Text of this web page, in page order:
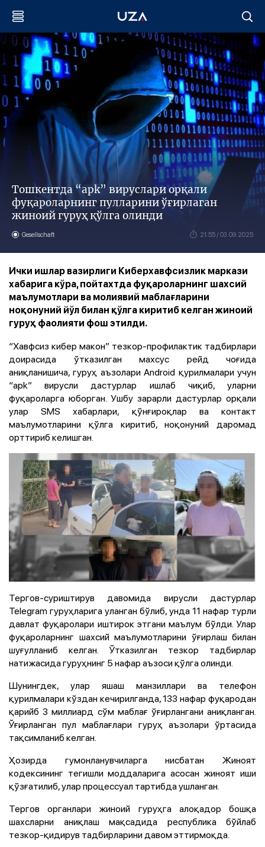
Тошкентда “apk” вируслари орқали
фуқароларнинг пулларини ўғирлаган
жиноий гуруҳ қўлга олинди
Gesellschaft 21:55 / 03.09.2025
Ички ишлар вазирлиги Киберхавфсизлик маркази
хабарига кўра, пойтахтда фуқароларнинг шахсий
маълумотлари ва молиявий маблағларини
ноқонуний йўл билан қўлга киритиб келган жиноий
гуруҳ фаолияти фош этилди.
“Хавфсиз кибер макон” тезкор-профилактик тадбирлари
доирасида ўтказилган махсус рейд чоғида
аниқланишича, гуруҳ аъзолари Android қурилмалари учун
“apk” вирусли дастурлар ишлаб чиқиб, уларни
фуқароларга юборган. Ушбу зарарли дастурлар орқали
улар SMS хабарлари, қўнғироқлар ва контакт
маълумотларини қўлга киритиб, ноқонуний даромад
орттириб келишган.
Тергов-суриштирув давомида вирусли дастурлар
Telegram гуруҳларига уланган бўлиб, унда 11 нафар турли
давлат фуқаролари иштирок этгани маълум бўлди. Улар
фуқароларнинг шахсий маълумотларини ўғирлаш билан
шуғулланиб келган. Ўтказилган тезкор тадбирлар
натижасида гуруҳнинг 5 нафар аъзоси қўлга олинди.
Шунингдек, улар яшаш манзиллари ва телефон
қурилмалари кўздан кечирилганда, 133 нафар фуқародан
қарийб 3 миллиард сўм маблағ ўғирлангани аниқланган.
Ўғирланган пул маблағлари гуруҳ аъзолари ўртасида
тақсимланиб келган.
Ҳозирда гумонланувчиларга нисбатан Жиноят
кодексининг тегишли моддаларига асосан жиноят иши
қўзғатилиб, улар процессуал тартибда ушланган.
Тергов органлари жиноий гуруҳга алоқадор бошқа
шахсларни аниқлаш мақсадида республика бўйлаб
тезкор-қидирув тадбирларини давом эттирмоқда.